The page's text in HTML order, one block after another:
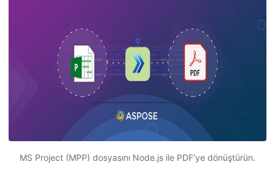
MS Project (MPP) dosyasını Node.js ile PDF’ye dönüştürün.